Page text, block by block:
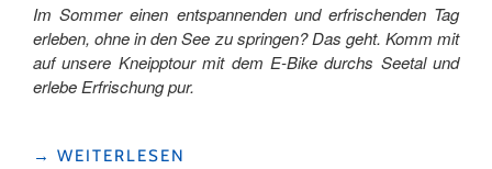
Im Sommer einen entspannenden und erfrischenden Tag
erleben, ohne in den See zu springen? Das geht. Komm mit
auf unsere Kneipptour mit dem E-Bike durchs Seetal und
erlebe Erfrischung pur.
"E-
→ WEITERLESEN